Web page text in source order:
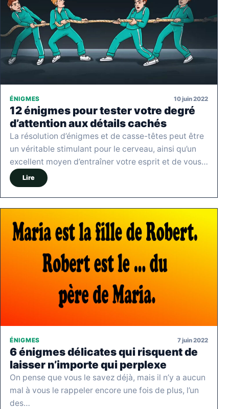
ÉNIGMES 10 juin 2022
12 énigmes pour tester votre degré
d’attention aux détails cachés
La résolution d’énigmes et de casse-têtes peut être
un véritable stimulant pour le cerveau, ainsi qu’un
excellent moyen d’entraîner votre esprit et de vous…
Lire
ÉNIGMES 7 juin 2022
6 énigmes délicates qui risquent de
laisser n’importe qui perplexe
On pense que vous le savez déjà, mais il n’y a aucun
mal à vous le rappeler encore une fois de plus, l’un
des…